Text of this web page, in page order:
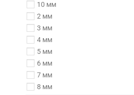
10 мм
2 мм
3 мм
4 мм
5 мм
6 мм
7 мм
8 мм